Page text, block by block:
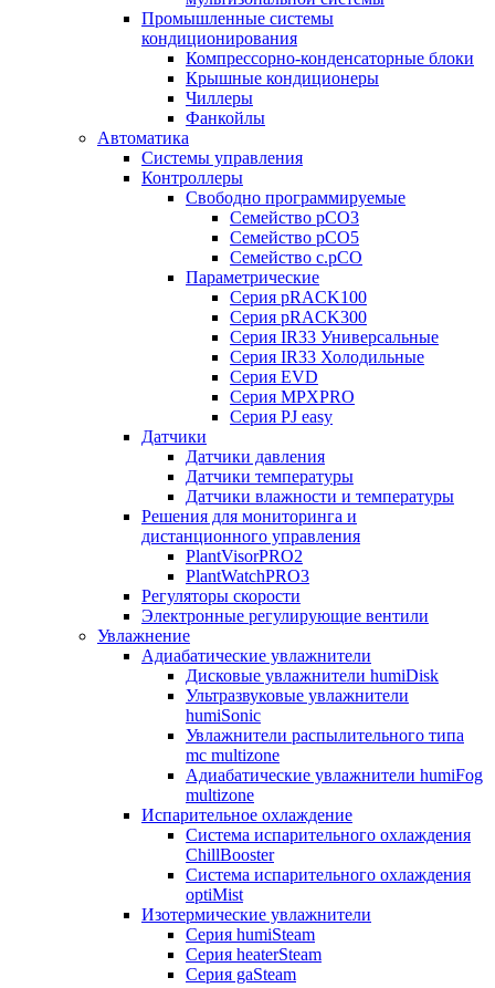
Промышленные системы
кондиционирования
Компрессорно-конденсаторные блоки
Крышные кондиционеры
Чиллеры
Фанкойлы
Автоматика
Системы управления
Контроллеры
Свободно программируемые
Семейство pCO3
Семейство pCO5
Семейство c.pCO
Параметрические
Серия pRACK100
Серия pRACK300
Серия IR33 Универсальные
Серия IR33 Холодильные
Серия EVD
Серия MPXPRO
Серия PJ easy
Датчики
Датчики давления
Датчики температуры
Датчики влажности и температуры
Решения для мониторинга и
дистанционного управления
PlantVisorPRO2
PlantWatchPRO3
Регуляторы скорости
Электронные регулирующие вентили
Увлажнение
Адиабатические увлажнители
Дисковые увлажнители humiDisk
Ультразвуковые увлажнители
humiSonic
Увлажнители распылительного типа
mc multizone
Адиабатические увлажнители humiFog
multizone
Испарительное охлаждение
Система испарительного охлаждения
ChillBooster
Система испарительного охлаждения
optiMist
Изотермические увлажнители
Серия humiSteam
Серия heaterSteam
Серия gaSteam